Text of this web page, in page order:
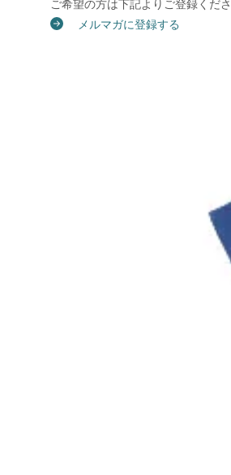
ご希望の方は下記よりご登録くださ
メルマガに登録する